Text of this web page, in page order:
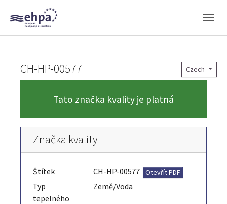
Skip to main navigation
Skip to main content
Skip to page footer
Czech
CH-HP-00577
Tato značka kvality je platná
Značka kvality
Štítek CH-HP-00577 Otevřít PDF
Typ
tepelného
Země/Voda